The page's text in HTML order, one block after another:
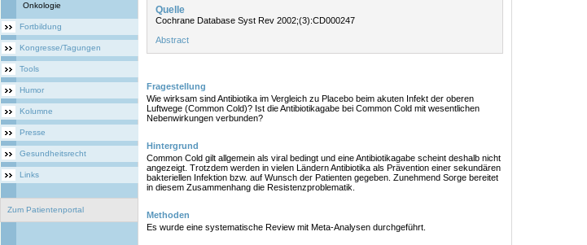
Onkologie
Fortbildung
Kongresse/Tagungen
Tools
Humor
Kolumne
Presse
Gesundheitsrecht
Links
Zum Patientenportal
Quelle
Cochrane Database Syst Rev 2002;(3):CD000247
Abstract
Fragestellung
Wie wirksam sind Antibiotika im Vergleich zu Placebo beim akuten Infekt der oberen
Luftwege (Common Cold)? Ist die Antibiotikagabe bei Common Cold mit wesentlichen
Nebenwirkungen verbunden?
Hintergrund
Common Cold gilt allgemein als viral bedingt und eine Antibiotikagabe scheint deshalb nicht
angezeigt. Trotzdem werden in vielen Ländern Antibiotika als Prävention einer sekundären
bakteriellen Infektion bzw. auf Wunsch der Patienten gegeben. Zunehmend Sorge bereitet
in diesem Zusammenhang die Resistenzproblematik.
Methoden
Es wurde eine systematische Review mit Meta-Analysen durchgeführt.